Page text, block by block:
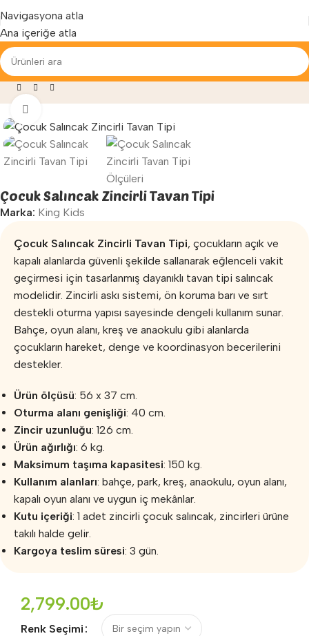
Navigasyona atla
Ana içeriğe atla
Yenilenen arayüzümüz ile hizmetinizdeyiz...
Mağaza »Oyun Parkları
Çocuk Salıncak Zincirli Tavan Tipi
Marka: King Kids
Çocuk Salıncak Zincirli Tavan Tipi, çocukların açık ve
kapalı alanlarda güvenli şekilde sallanarak eğlenceli vakit
geçirmesi için tasarlanmış dayanıklı tavan tipi salıncak
modelidir. Zincirli askı sistemi, ön koruma barı ve sırt
destekli oturma yapısı sayesinde dengeli kullanım sunar.
Bahçe, oyun alanı, kreş ve anaokulu gibi alanlarda
çocukların hareket, denge ve koordinasyon becerilerini
destekler.
Ürün ölçüsü: 56 x 37 cm.
Oturma alanı genişliği: 40 cm.
Zincir uzunluğu: 126 cm.
Ürün ağırlığı: 6 kg.
Maksimum taşıma kapasitesi: 150 kg.
Kullanım alanları: bahçe, park, kreş, anaokulu, oyun alanı,
kapalı oyun alanı ve uygun iç mekânlar.
Kutu içeriği: 1 adet zincirli çocuk salıncak, zincirleri ürüne
takılı halde gelir.
Kargoya teslim süresi: 3 gün.
2,799.00₺
Renk Seçimi